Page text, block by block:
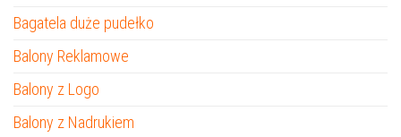
Bagatela duże pudełko
Balony Reklamowe
Balony z Logo
Balony z Nadrukiem